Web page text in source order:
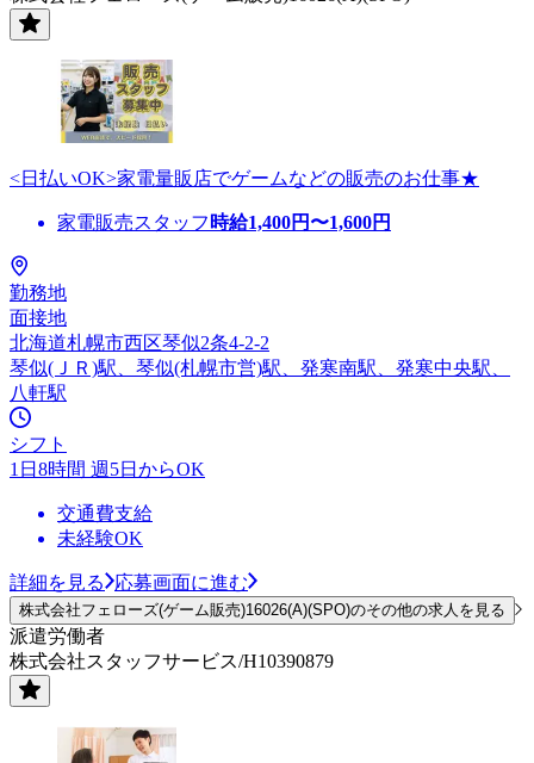
<日払いOK>家電量販店でゲームなどの販売のお仕事★
家電販売スタッフ 時給1,400円〜1,600円
勤務地
面接地
北海道札幌市西区琴似2条4-2-2
琴似(ＪＲ)駅、琴似(札幌市営)駅、発寒南駅、発寒中央駅、
八軒駅
シフト
1日8時間 週5日からOK
交通費支給
未経験OK
詳細を見る 応募画面に進む
株式会社フェローズ(ゲーム販売)16026(A)(SPO)のその他の求人を見る
派遣労働者
株式会社スタッフサービス/H10390879